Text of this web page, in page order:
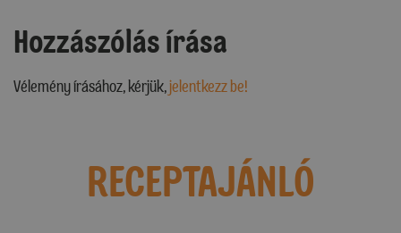
Hozzászólás írása
Vélemény írásához, kérjük,jelentkezz be!
RECEPTAJÁNLÓ